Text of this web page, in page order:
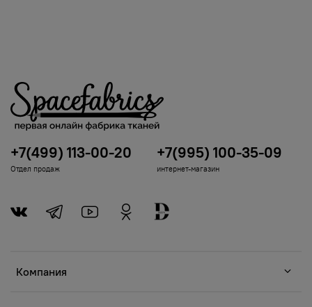
Компания
+7(499) 113-00-20
Отдел продаж
+7(995) 100-35-09
интернет-магазин